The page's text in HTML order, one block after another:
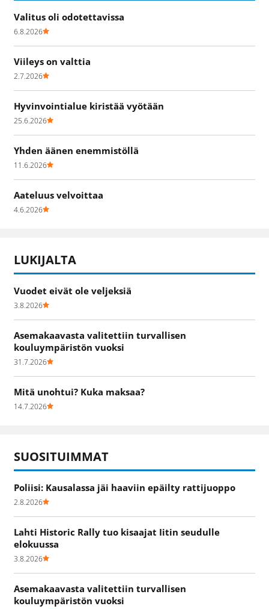
Valitus oli odotettavissa
6.8.2026
Viileys on valttia
2.7.2026
Hyvinvointialue kiristää vyötään
25.6.2026
Yhden äänen enemmistöllä
11.6.2026
Aateluus velvoittaa
4.6.2026
LUKIJALTA
Vuodet eivät ole veljeksiä
3.8.2026
Asemakaavasta valitettiin turvallisen
kouluympäristön vuoksi
31.7.2026
Mitä unohtui? Kuka maksaa?
14.7.2026
SUOSITUIMMAT
Poliisi: Kausalassa jäi haaviin epäilty rattijuoppo
2.8.2026
Lahti Historic Rally tuo kisaajat Iitin seudulle
elokuussa
3.8.2026
Asemakaavasta valitettiin turvallisen
kouluympäristön vuoksi